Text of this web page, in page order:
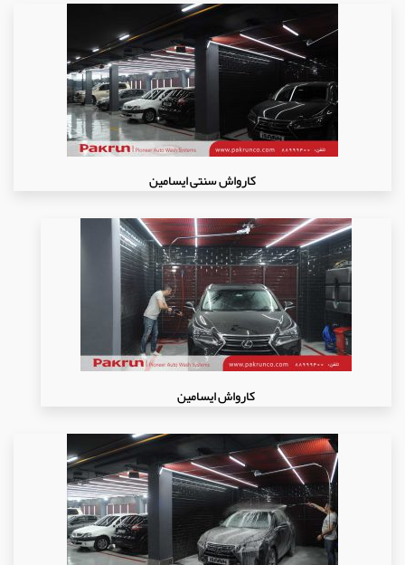
کارواش سنتی ایسامین
کارواش ایسامین